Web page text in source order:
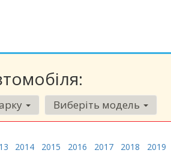
2014 2015 2016 2017 2018
2019
Виберіть модель